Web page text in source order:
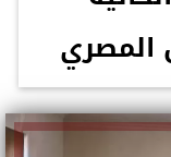
المصري